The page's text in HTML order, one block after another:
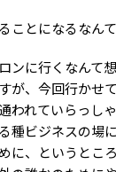
ことになるなんて
ンに行くなんて
が、今回行かせ
われていらっし
種ビジネスの場
に、というとこ